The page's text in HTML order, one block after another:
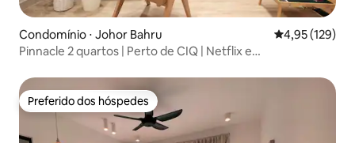
Condomínio ⋅ Johor Bahru 4,95 de uma
4,95 (129)
Pinnacle 2 quartos | Perto de CIQ | Netflix e
Preferido dos hóspedes
Preferido dos hóspedes